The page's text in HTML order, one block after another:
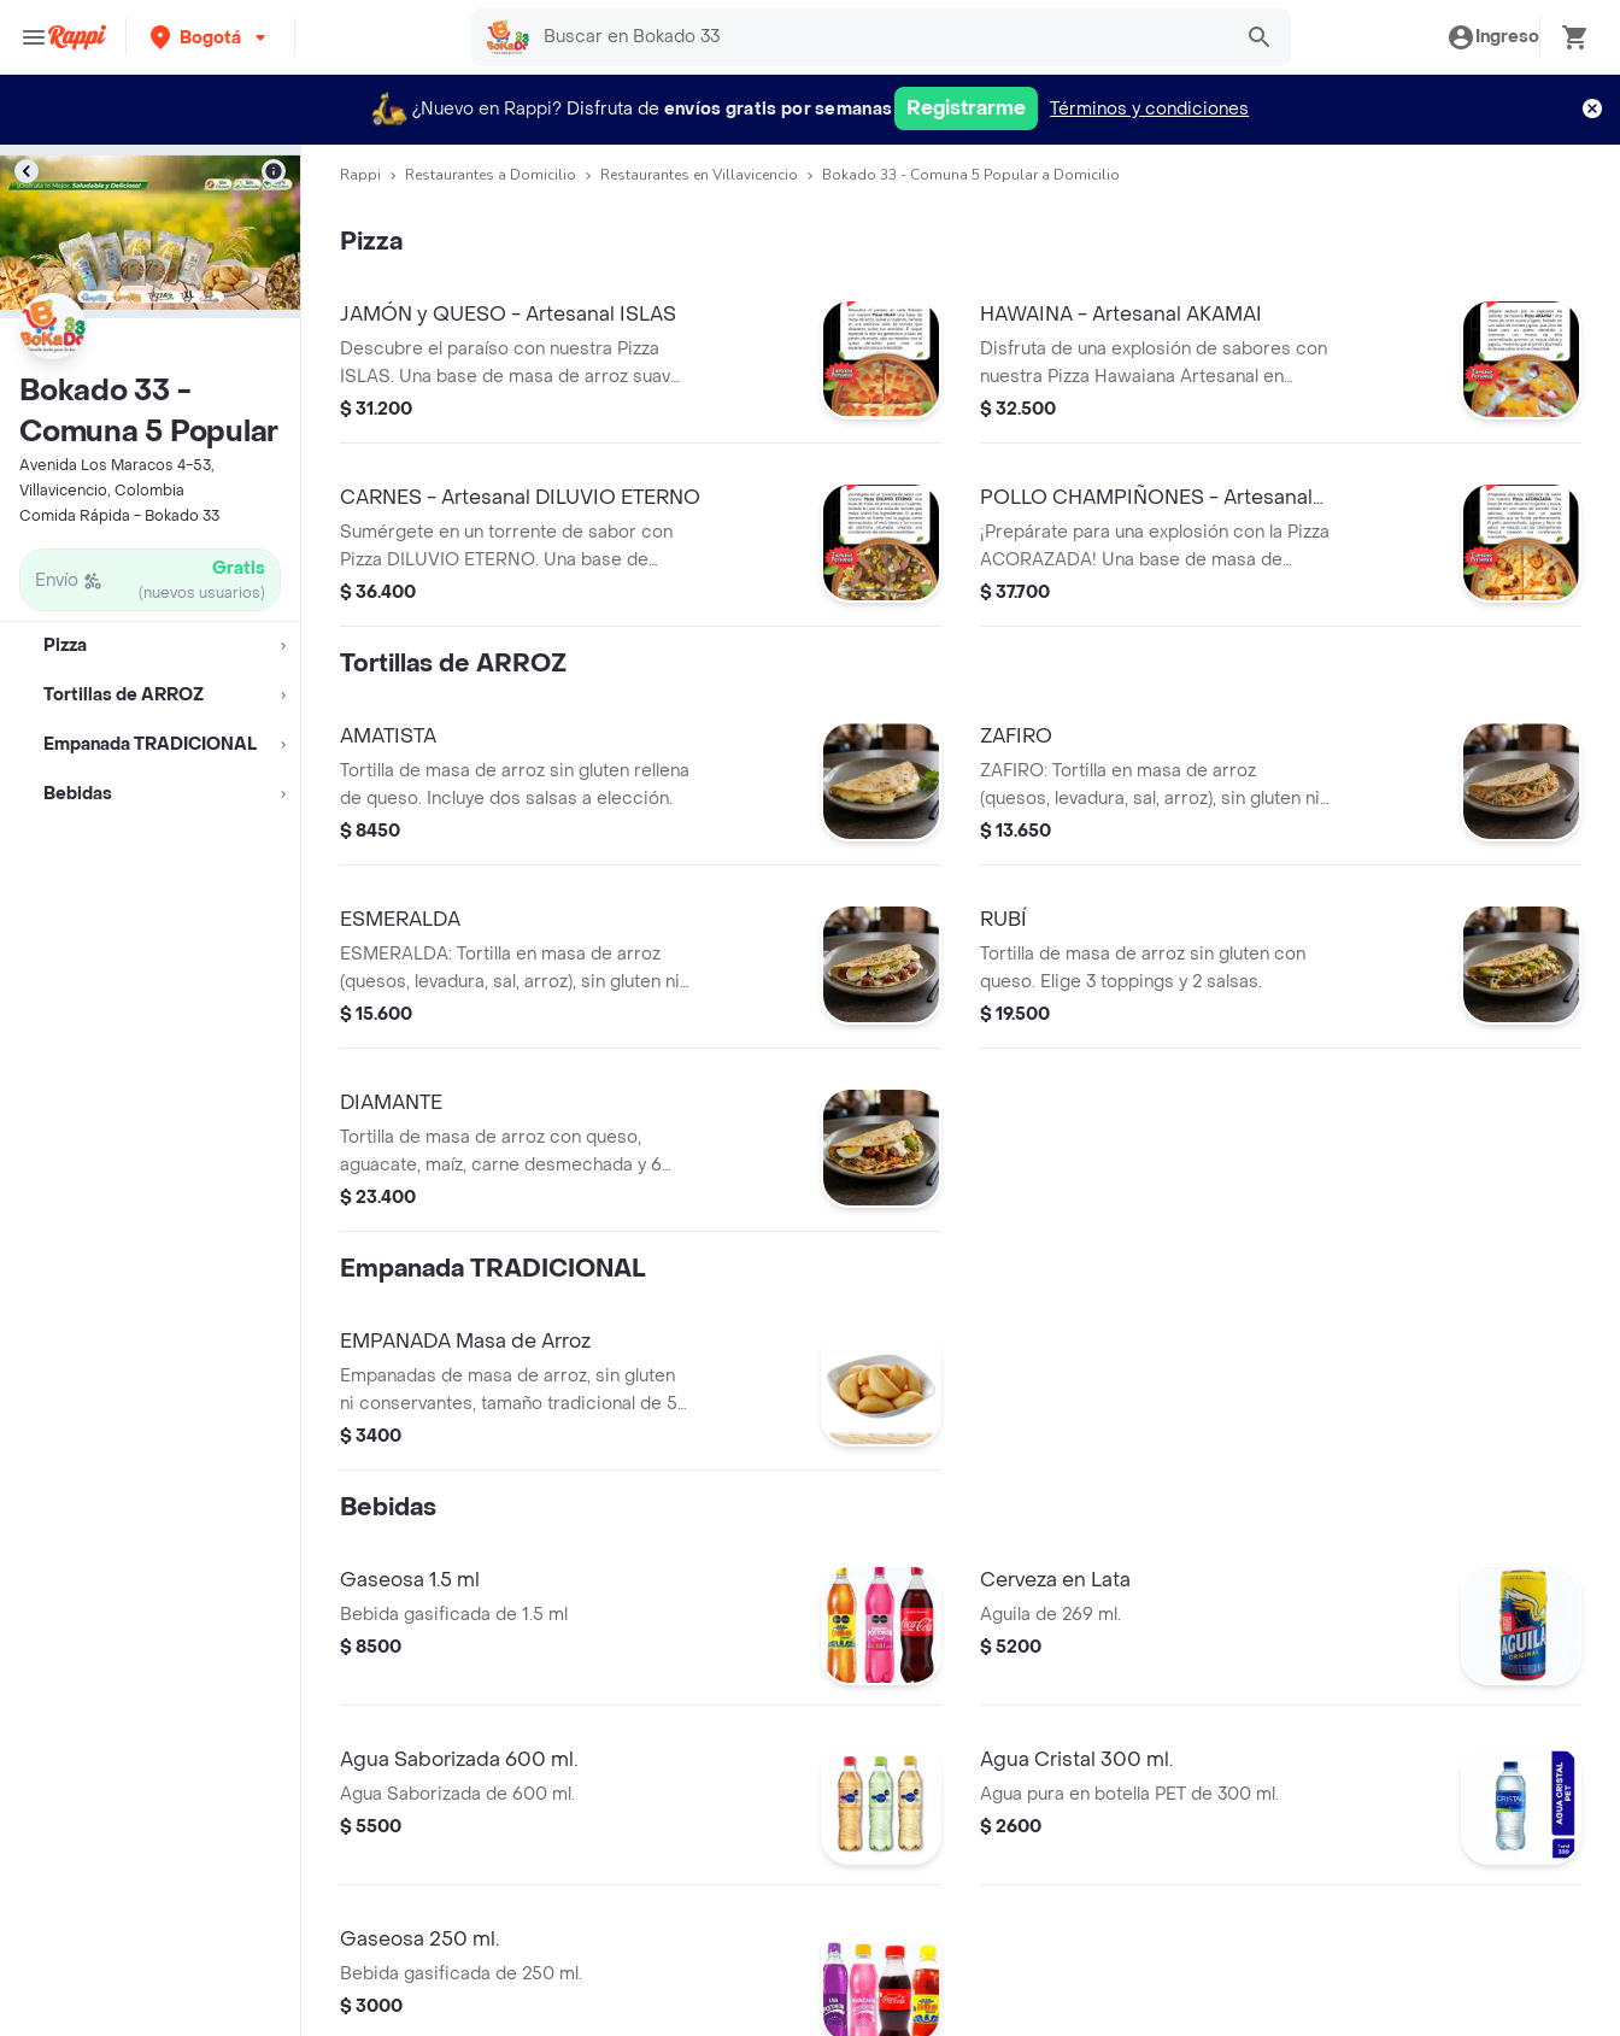
Bogotá Ingreso
¿Nuevo en Rappi? Disfruta de envíos gratis por semanas Registrarme Términos y condiciones
Bokado 33 -
Comuna 5 Popular
Avenida Los Maracos 4-53,
Villavicencio, Colombia
Comida Rápida - Bokado 33
Envío Gratis
(nuevos usuarios)
Pizza
Tortillas de ARROZ
Empanada TRADICIONAL
Bebidas
Rappi Restaurantes a Domicilio Restaurantes en Villavicencio Bokado 33 - Comuna 5 Popular a Domicilio
Pizza
JAMÓN y QUESO - Artesanal ISLAS
Descubre el paraíso con nuestra Pizza
ISLAS. Una base de masa de arroz suave
y crujiente, bañada en una deliciosa salsa
generosos trozos de jamón ahumado,
PORCIONES PERSONALES
$ 31.200
HAWAINA - Artesanal AKAMAI
Disfruta de una explosión de sabores con
nuestra Pizza Hawaiana Artesanal en
Masa de Arroz. La combinación perfecta
crujiente. 1 PIZZA DE 4 PORCIONES
$ 32.500
CARNES - Artesanal DILUVIO ETERNO
Sumérgete en un torrente de sabor con
Pizza DILUVIO ETERNO. Una base de
masa de arroz suave, bañada en una rica
el maíz tierno y los trozos de salchicha
PERSONAL
$ 36.400
POLLO CHAMPIÑONES - Artesanal
ACORAZADA
¡Prepárate para una explosión con la Pizza
ACORAZADA! Una base de masa de
arroz crujiente y suave, bañada en una
$ 37.700
Tortillas de ARROZ
AMATISTA
Tortilla de masa de arroz sin gluten rellena
de queso. Incluye dos salsas a elección.
$ 8450
ZAFIRO
ZAFIRO: Tortilla en masa de arroz
(quesos, levadura, sal, arroz), sin gluten ni
conservantes, lista al instante. Incluye
$ 13.650
ESMERALDA
ESMERALDA: Tortilla en masa de arroz
(quesos, levadura, sal, arroz), sin gluten ni
conservantes. Incluye queso, 2 toppings y
$ 15.600
RUBÍ
Tortilla de masa de arroz sin gluten con
queso. Elige 3 toppings y 2 salsas.
$ 19.500
DIAMANTE
Tortilla de masa de arroz con queso,
aguacate, maíz, carne desmechada y 6
salsas.
$ 23.400
Empanada TRADICIONAL
EMPANADA Masa de Arroz
Empanadas de masa de arroz, sin gluten
ni conservantes, tamaño tradicional de 50
gr. Aprox.
$ 3400
Bebidas
Gaseosa 1.5 ml
Bebida gasificada de 1.5 ml
$ 8500
Cerveza en Lata
Aguila de 269 ml.
$ 5200
Agua Saborizada 600 ml.
Agua Saborizada de 600 ml.
$ 5500
Agua Cristal 300 ml.
Agua pura en botella PET de 300 ml.
$ 2600
Gaseosa 250 ml.
Bebida gasificada de 250 ml.
$ 3000